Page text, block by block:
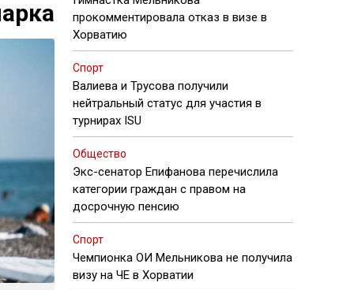
прокомментировала отказ в визе в
Хорватию
Спорт
Валиева и Трусова получили
нейтральный статус для участия в
турнирах ISU
Общество
Экс-сенатор Епифанова перечислила
категории граждан с правом на
досрочную пенсию
Спорт
Чемпионка ОИ Мельникова не получила
визу на ЧЕ в Хорватии